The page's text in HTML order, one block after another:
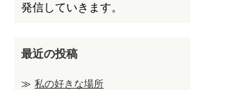
発信していきます。
最近の投稿
私の好きな場所